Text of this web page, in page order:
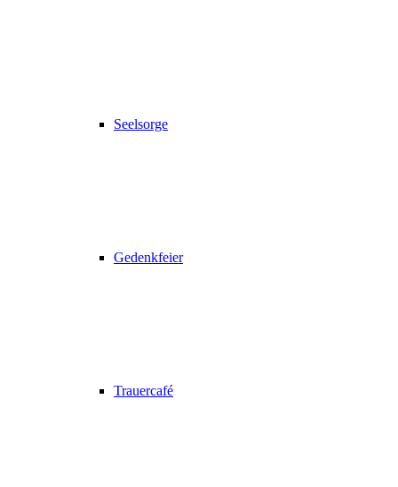
Seelsorge
Gedenkfeier
Trauercafé